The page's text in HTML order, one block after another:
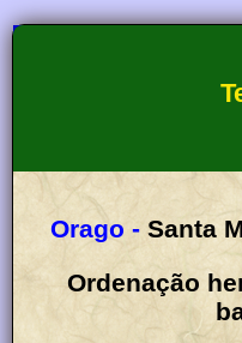
Orago - Santa
Ordenação